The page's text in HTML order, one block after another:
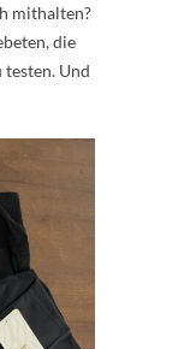
mithalten?
die
Und